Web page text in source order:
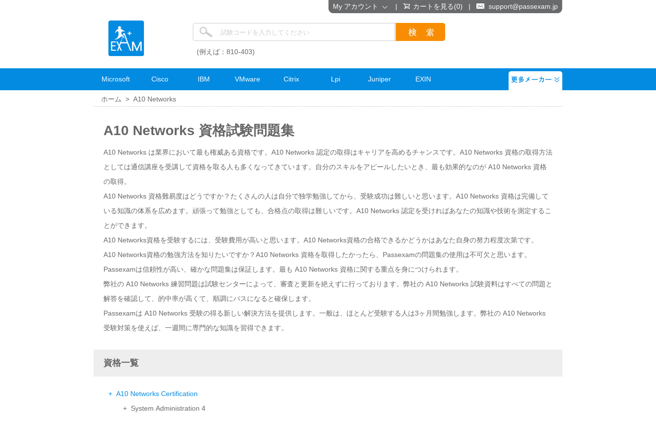
(例えば：810-403)
Microsoft Cisco IBM VMware Citrix Lpi Juniper EXIN
ホーム > A10 Networks
A10 Networks 資格試験問題集
A10 Networks は業界において最も権威ある資格です。A10 Networks 認定の取得はキャリアを高めるチャンスです。A10 Networks 資格の取得方法
としては通信講座を受講して資格を取る人も多くなってきています。自分のスキルをアピールしたいとき、最も効果的なのが A10 Networks 資格
の取得。
A10 Networks 資格難易度はどうですか？たくさんの人は自分で独学勉強してから、受験成功は難しいと思います。A10 Networks 資格は完備して
いる知識の体系を広めます。頑張って勉強としても、合格点の取得は難しいです。A10 Networks 認定を受ければあなたの知識や技術を測定するこ
とができます。
A10 Networks資格を受験するには、受験費用が高いと思います。A10 Networks資格の合格できるかどうかはあなた自身の努力程度次第です。
A10 Networks資格の勉強方法を知りたいですか？A10 Networks 資格を取得したかったら、Passexamの問題集の使用は不可欠と思います。
Passexamは信頼性が高い、確かな問題集は保証します。最も A10 Networks 資格に関する重点を身につけられます。
弊社の A10 Networks 練習問題は試験センターによって、審査と更新を絶えずに行っております。弊社の A10 Networks 試験資料はすべての問題と
解答を確認して、的中率が高くて、順調にパスになると確保します。
Passexamは A10 Networks 受験の得る新しい解決方法を提供します。一般は、ほとんど受験する人は3ヶ月間勉強します。弊社の A10 Networks
受験対策を使えば、一週間に専門的な知識を習得できます。
資格一覧
+ A10 Networks Certification
+ System Administration 4
My アカウント | カートを見る(0) | support@passexam.jp